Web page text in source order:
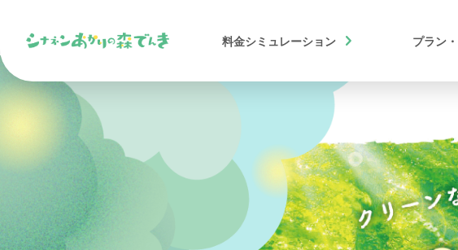
料金シミュレーション chevron_right プラン・